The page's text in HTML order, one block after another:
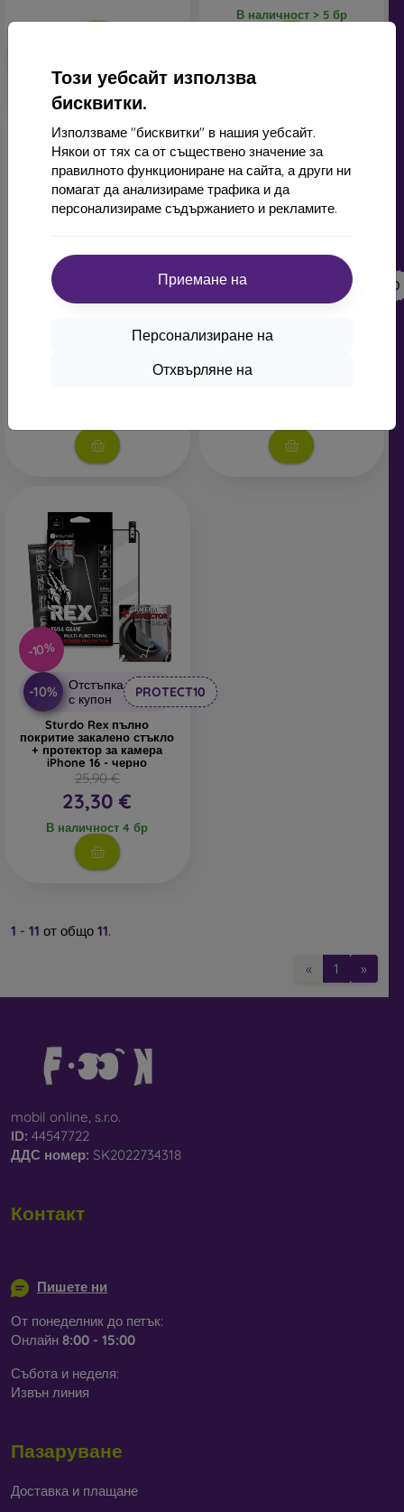
Този уебсайт използва
бисквитки.
Използваме "бисквитки" в нашия уебсайт.
Някои от тях са от съществено значение за
правилното функциониране на сайта, а други ни
помагат да анализираме трафика и да
персонализираме съдържанието и рекламите.
Приемане на
Персонализиране на
Отхвърляне на
защитни стъкла, винаги избирайтеспоред конкретния
закалени стъкла за мобилни телефони.
В наличност > 5 бр
-10% PROTECT10
екран iPhone 16, пълно
покритие - черно
-10% PROTECT10
екран iPhone 16
(прозрачен+)
-10%
-10%
Отстъпка
с купон
PROTECT10
Sturdo Rex пълно
покритие закалено стъкло
+ протектор за камера
iPhone 16 - черно
25,90 €
23,30 €
В наличност 4 бр
1 - 11 от общо 11.
« 1 »
mobil online, s.r.o.
ID: 44547722
ДДС ​​номер: SK2022734318
Контакт
Пишете ни
От понеделник до петък:
Онлайн 8:00 - 15:00
Събота и неделя:
Извън линия
Пазаруване
Доставка и плащане